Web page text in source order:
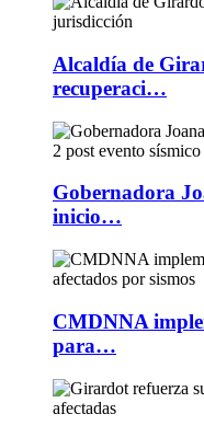
Alcaldía de
recuperaci…
Gobernadora
inicio…
CMDNNA
para…